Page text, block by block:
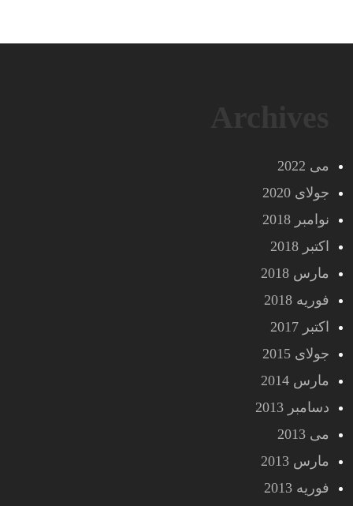
می 2022
جولای 2020
نوامبر 2018
اکتبر 2018
مارس 2018
فوریه 2018
اکتبر 2017
جولای 2015
مارس 2014
دسامبر 2013
می 2013
مارس 2013
فوریه 2013